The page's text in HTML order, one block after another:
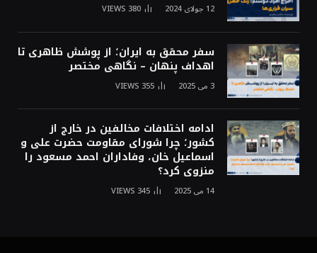
12 جولای 2024 380
VIEWS
سفر محقق به ایران؛ از پوشش ظاهری تا
اهداف پنهان – نگاهی مختصر
3 می 2025 355
VIEWS
ادامه اختلافات مخالفین در خارج از
کشور؛ چرا شورای مقاومت حضرت علی و
اسماعیل خان، وفاداران احمد مسعود را
منزوی کرد؟
14 می 2025 345
VIEWS